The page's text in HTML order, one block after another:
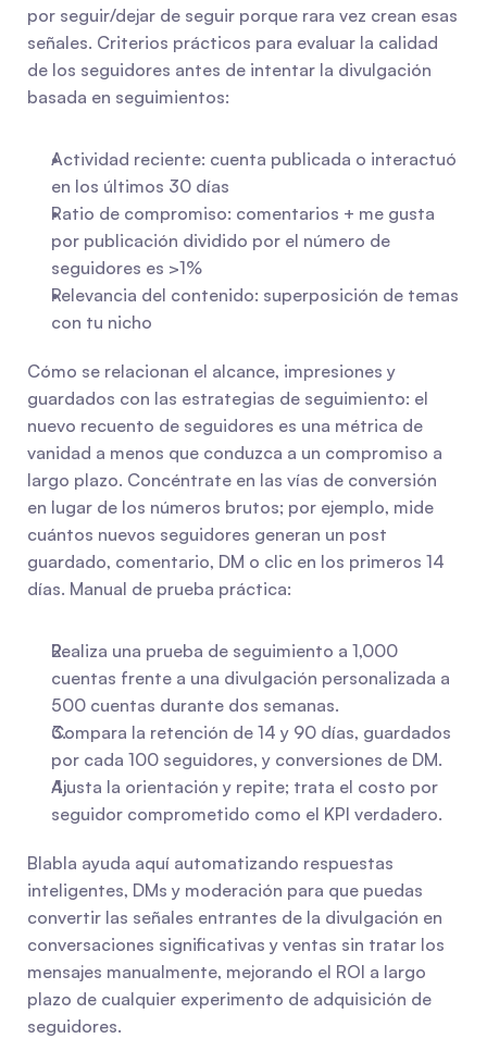
por seguir/dejar de seguir porque rara vez crean esas
señales. Criterios prácticos para evaluar la calidad
de los seguidores antes de intentar la divulgación
basada en seguimientos:
Actividad reciente: cuenta publicada o interactuó
en los últimos 30 días
Ratio de compromiso: comentarios + me gusta
por publicación dividido por el número de
seguidores es >1%
Relevancia del contenido: superposición de temas
con tu nicho
Cómo se relacionan el alcance, impresiones y
guardados con las estrategias de seguimiento: el
nuevo recuento de seguidores es una métrica de
vanidad a menos que conduzca a un compromiso a
largo plazo. Concéntrate en las vías de conversión
en lugar de los números brutos; por ejemplo, mide
cuántos nuevos seguidores generan un post
guardado, comentario, DM o clic en los primeros 14
días. Manual de prueba práctica:
Realiza una prueba de seguimiento a 1,000
cuentas frente a una divulgación personalizada a
500 cuentas durante dos semanas.
Compara la retención de 14 y 90 días, guardados
por cada 100 seguidores, y conversiones de DM.
Ajusta la orientación y repite; trata el costo por
seguidor comprometido como el KPI verdadero.
Blabla ayuda aquí automatizando respuestas
inteligentes, DMs y moderación para que puedas
convertir las señales entrantes de la divulgación en
conversaciones significativas y ventas sin tratar los
mensajes manualmente, mejorando el ROI a largo
plazo de cualquier experimento de adquisición de
seguidores.